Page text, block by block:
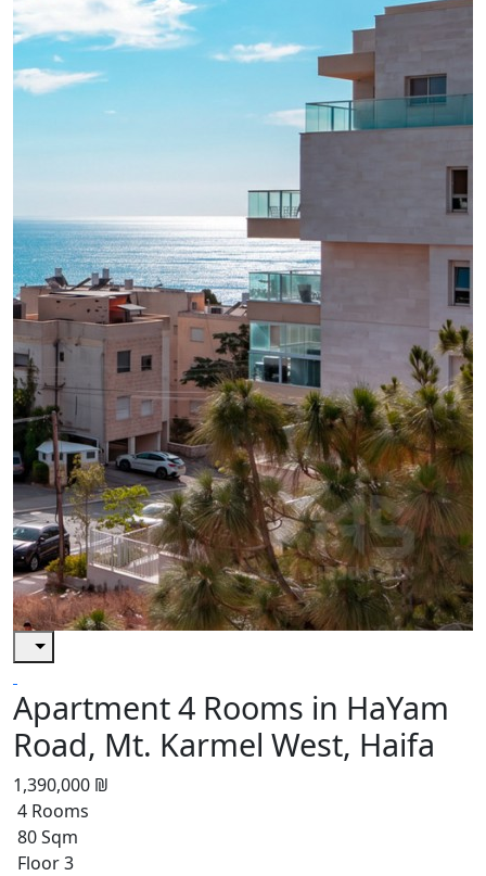
Apartment 4 Rooms in HaYam
Road, Mt. Karmel West, Haifa
1,390,000 ₪
4 Rooms
80 Sqm
Floor 3